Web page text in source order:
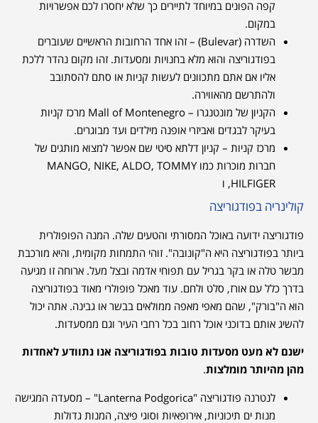
קפה הפונים במיוחד לתיירים כך שלא יחסרו לכם אפשרויות
במקום.
השדרה (Bulevar) – זהו אחד הרחובות הראשיים שעוברים
בפודגוריצה והוא מלא בחנויות ומסעדות. זהו מקום נהדר ללכת
אליו אם אתם מתכוונים לעשות קניות או סתם להסתובב
ולהתרשם מהאווירה.
הקניון של מונטנגרו – Mall of Montenegro מרכז קניות
בעיקר לבגדים ואביזרי אופנה מילדים ועד מבוגרים.
מרכז קניות – קניון דלתא סיטי שם אפשר למצוא מותגים של
חברות מוכרות כמו MANGO, NIKE, ALDO, TOMMY
HILFIGER, ו
קולינריה בפודגוריצה
פודגוריצה ידועה באוכל המסורתי והטעים שלה. המנה הפופולרית
ביותר בפודגוריצה היא ה"קונובה". זוהי התמחות מקומית, והיא מורכבת
מבשר טלה או בקר בגריל עם תפוחי אדמה ובצל מעל. ארוחה זו מגיעה
בדרך כלל עם אורז, סלט ולחם. עוד מאכל פופולרי מאוד בפודגוריצה
הוא ה"בורק", שהם מאפי מאפה ממולאים בבשר או גבינה. אתה יכול
להשיג אותם בדוכני אוכל רחוב בכל רחבי העיר וגם ממסעדות.
ישנם לא מעט מסעדות טובות בפודגוריצה אנו נתוודע לאחדות
מהן מהיותר מומלצות.
לנטרנה פודגוריצה "Lanterna Podgorica" – מסעדה המגישה
מנות ים תיכוניות, אירופאיות וסוגי פיצה, המנות גדולות